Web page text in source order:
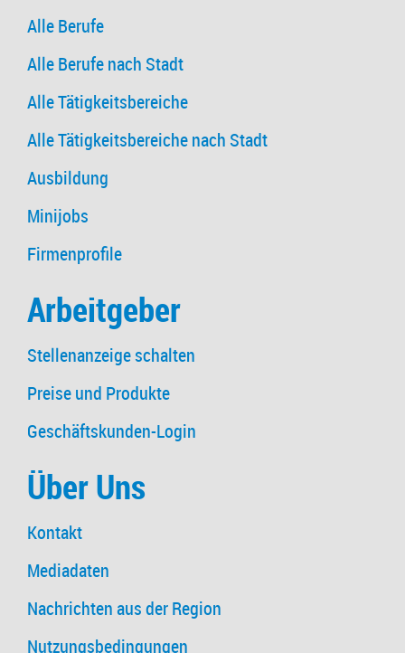
Alle Berufe
Alle Berufe nach Stadt
Alle Tätigkeitsbereiche
Alle Tätigkeitsbereiche nach Stadt
Ausbildung
Minijobs
Firmenprofile
Arbeitgeber
Stellenanzeige schalten
Preise und Produkte
Geschäftskunden-Login
Über Uns
Kontakt
Mediadaten
Nachrichten aus der Region
Nutzungsbedingungen